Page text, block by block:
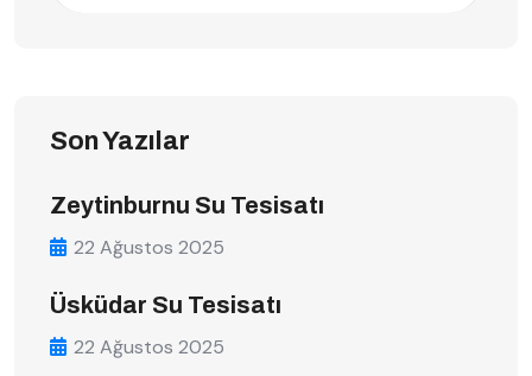
Son Yazılar
Zeytinburnu Su Tesisatı
22 Ağustos 2025
Üsküdar Su Tesisatı
22 Ağustos 2025